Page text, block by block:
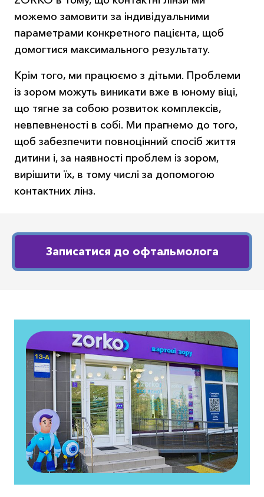
можемо замовити за індивідуальними
параметрами конкретного пацієнта, щоб
домогтися максимального результату.
Крім того, ми працюємо з дітьми. Проблеми
із зором можуть виникати вже в юному віці,
що тягне за собою розвиток комплексів,
невпевненості в собі. Ми прагнемо до того,
щоб забезпечити повноцінний спосіб життя
дитини і, за наявності проблем із зором,
вирішити їх, в тому числі за допомогою
контактних лінз.
Записатися до офтальмолога